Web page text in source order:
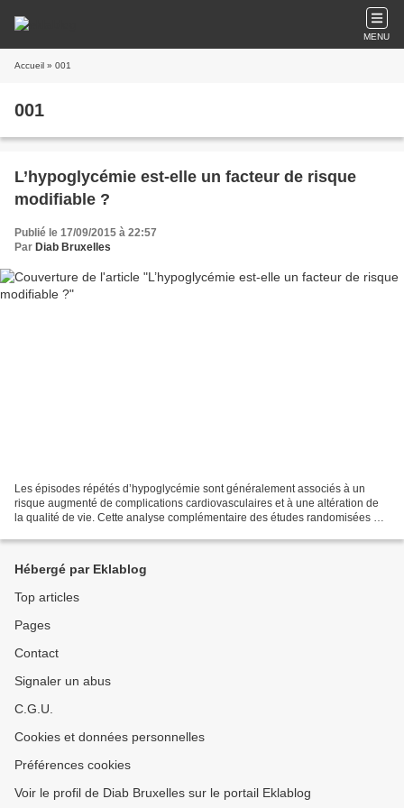
MENU
Accueil » 001
001
L’hypoglycémie est-elle un facteur de risque
modifiable ?
Publié le 17/09/2015 à 22:57
Par Diab Bruxelles
Les épisodes répétés d’hypoglycémie sont généralement associés à un
risque augmenté de complications cardiovasculaires et à une altération de
la qualité de vie. Cette analyse complémentaire des études randomisées de
Hébergé par Eklablog
Top articles
Pages
Contact
Signaler un abus
C.G.U.
Cookies et données personnelles
Préférences cookies
Voir le profil de Diab Bruxelles sur le portail Eklablog